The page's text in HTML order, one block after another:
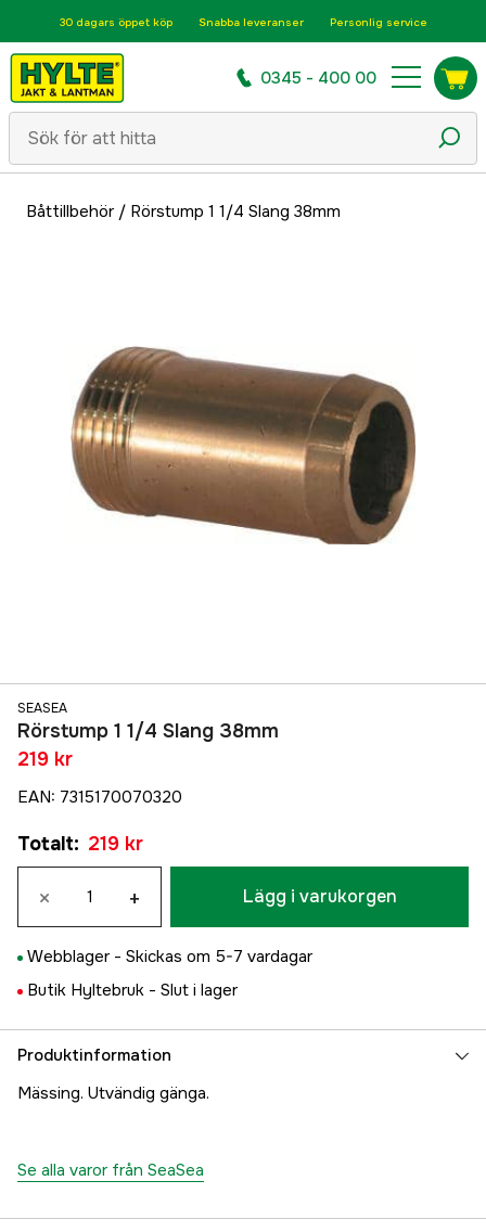
30 dagars öppet köp Snabba leveranser Personlig service
0345 - 400 00
Båttillbehör/ Rörstump 1 1/4 Slang 38mm
SEASEA
Rörstump 1 1/4 Slang 38mm
219 kr
EAN: 7315170070320
Totalt: 219 kr
× + Lägg i varukorgen
Webblager - Skickas om 5-7 vardagar
Butik Hyltebruk - Slut i lager
Produktinformation
Mässing. Utvändig gänga.
Se alla varor från SeaSea